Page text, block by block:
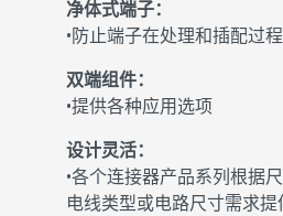
净体式端子：
•防止端子在处理和插配过
双端组件：
•提供各种应用选项
设计灵活：
•各个连接器产品系列根据
电线类型或电路尺寸需求